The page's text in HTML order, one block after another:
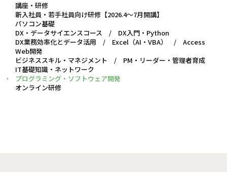
講座・研修
新入社員・若手社員向け研修【2026.4～7月開講】
パソコン基礎
DX・データサイエンスコース / DX入門・Python
DX業務効率化とデータ活用 / Excel（AI・VBA） / Access
Web開発
ビジネススキル・マネジメント / PM・リーダー・管理者育成
IT基礎知識・ネットワーク
プログラミング・ソフトウェア開発
オンライン研修